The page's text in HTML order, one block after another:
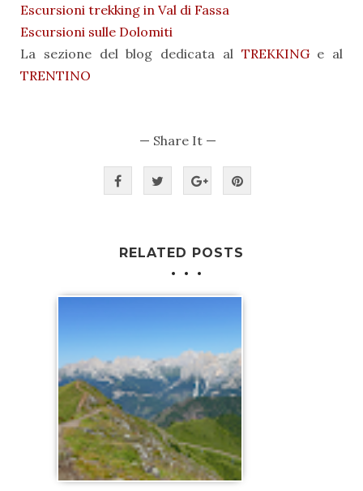
Escursioni trekking in Val di Fassa
Escursioni sulle Dolomiti
La sezione del blog dedicata al TREKKING e al
TRENTINO
— Share It —
RELATED POSTS